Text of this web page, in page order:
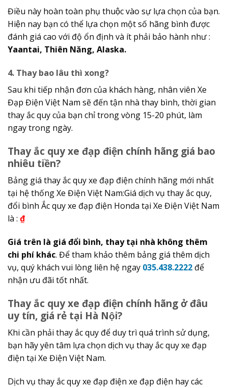
Điều này hoàn toàn phụ thuộc vào sự lựa chọn của bạn.
Hiện nay bạn có thể lựa chọn một số hãng bình được
đánh giá cao với độ ổn định và ít phải bảo hành như :
Yaantai, Thiên Năng, Alaska.
4. Thay bao lâu thì xong?
Sau khi tiếp nhận đơn của khách hàng, nhân viên Xe
Đạp Điện Việt Nam sẽ đến tận nhà thay bình, thời gian
thay ắc quy của bạn chỉ trong vòng 15-20 phút, làm
ngay trong ngày.
Thay ắc quy xe đạp điện chính hãng giá bao
nhiêu tiền?
Bảng giá thay ắc quy xe đạp điện chính hãng mới nhất
tại hệ thống Xe Điện Việt Nam:Giá dịch vụ thay ắc quy,
đổi bình Ắc quy xe đạp điện Honda tại Xe Điện Việt Nam
là : ₫
Giá trên là giá đổi bình, thay tại nhà không thêm
chi phí khác. Để tham khảo thêm bảng giá thêm dịch
vụ, quý khách vui lòng liên hệ ngay 035.438.2222 để
nhận ưu đãi tốt nhất.
Thay ắc quy xe đạp điện chính hãng ở đâu
uy tín, giá rẻ tại Hà Nội?
Khi cần phải thay ắc quy để duy trì quá trình sử dụng,
bạn hãy yên tâm lựa chọn dịch vụ thay ắc quy xe đạp
điện tại Xe Điện Việt Nam.
Dịch vụ thay ắc quy xe đạp điện xe đạp điện hay các